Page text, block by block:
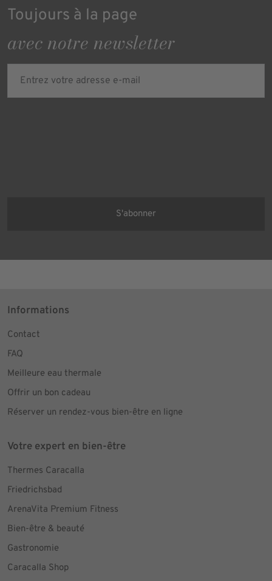
Toujours à la page
avec notre newsletter
Informations
Contact
FAQ
Meilleure eau thermale
Offrir un bon cadeau
Réserver un rendez-vous bien-être en ligne
Votre expert en bien-être
Thermes Caracalla
Friedrichsbad
ArenaVita Premium Fitness
Bien-être & beauté
Gastronomie
Caracalla Shop